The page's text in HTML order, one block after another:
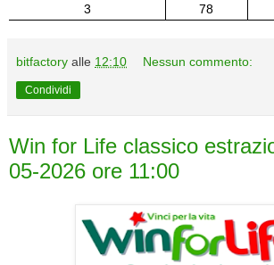
3
78
bitfactory alle 12:10 Nessun commento:
Condividi
Win for Life classico
05-2026 ore 11:00